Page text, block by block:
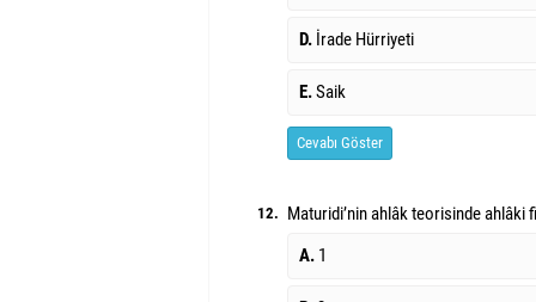
D. İrade Hürriyeti
E.Saik
Cevabı Göster
12. Maturidi’nin ahlâk teorisinde ahlâki
A. 1